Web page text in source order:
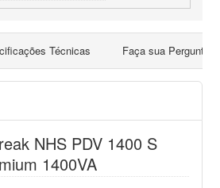
Técnicas Faça sua Pergunta
NHS PDV 1400 S
1400VA